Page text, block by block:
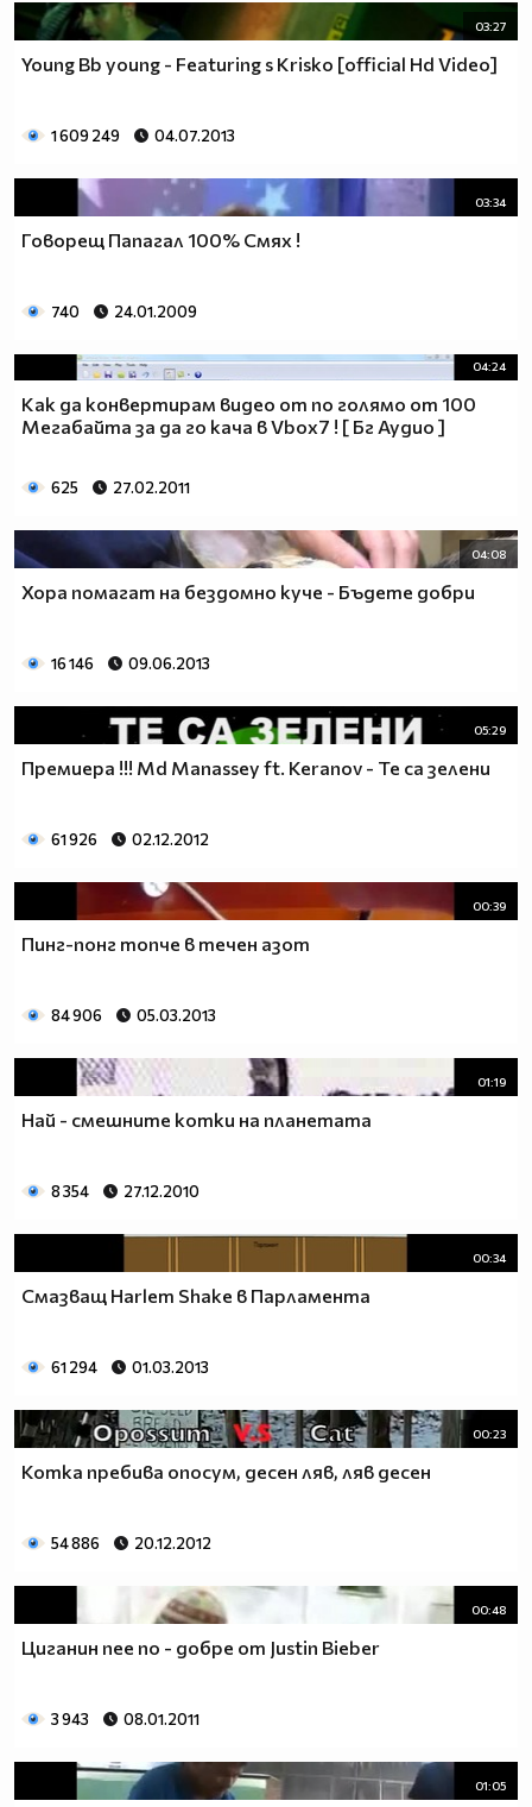
03:27
Young Bb young - Featuring s Krisko [official Hd Video]
1 609 249 04.07.2013
03:34
Говорещ Папагал 100% Смях !
740 24.01.2009
04:24
Как да конвертирам видео от по голямо от 100
Мегабайта за да го кача в Vbox7 ! [ Бг Аудио ]
625 27.02.2011
04:08
Хора помагат на бездомно куче - Бъдете добри
16 146 09.06.2013
05:29
Премиера !!! Md Manassey ft. Keranov - Те са зелени
61 926 02.12.2012
00:39
Пинг-понг топче в течен азот
84 906 05.03.2013
01:19
Най - смешните котки на планетата
8 354 27.12.2010
00:34
Смазващ Harlem Shake в Парламента
61 294 01.03.2013
00:23
Котка пребива опосум, десен ляв, ляв десен
54 886 20.12.2012
00:48
Циганин пее по - добре от Justin Bieber
3 943 08.01.2011
01:05